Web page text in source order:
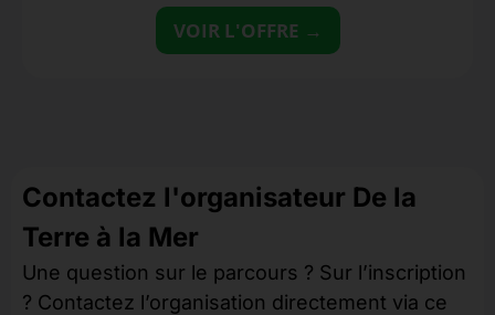
VOIR L'OFFRE →
Contactez l'organisateur De la
Terre à la Mer
Une question sur le parcours ? Sur l’inscription
? Contactez l’organisation directement via ce